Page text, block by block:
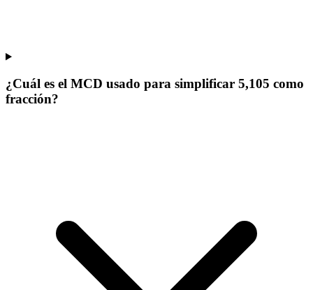
¿Cuál es el MCD usado para simplificar 5,105 como
fracción?